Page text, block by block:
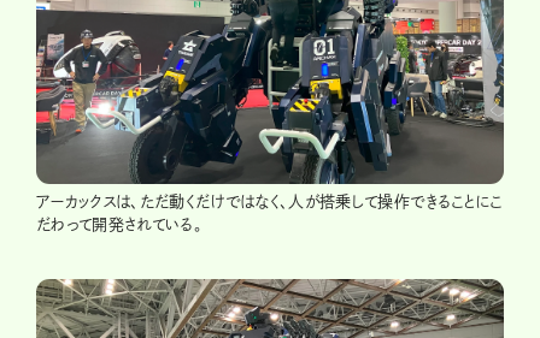
アーカックスは、ただ動くだけではなく、人が搭乗して操作できることにこ
だわって開発されている。